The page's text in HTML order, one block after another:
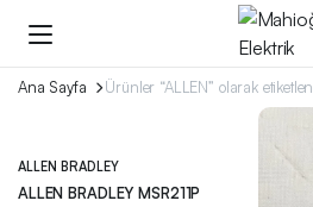
Ana Sayfa Ürünler “ALLEN” olarak
ALLEN BRADLEY
ALLEN BRADLEY MSR211P